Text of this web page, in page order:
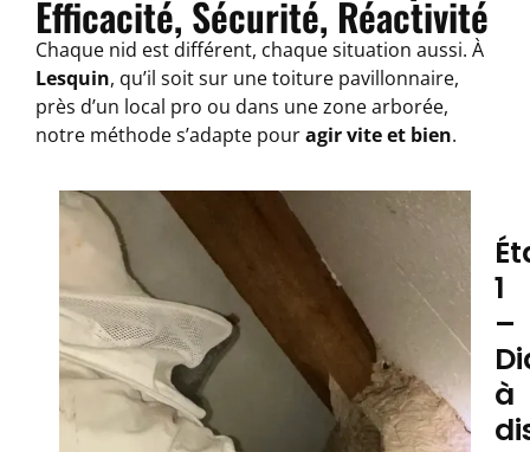
Efficacité, Sécurité, Réactivité
Chaque nid est différent, chaque situation aussi. À
Lesquin, qu’il soit sur une toiture pavillonnaire,
près d’un local pro ou dans une zone arborée,
notre méthode s’adapte pouragir vite et bien.
1
–
à